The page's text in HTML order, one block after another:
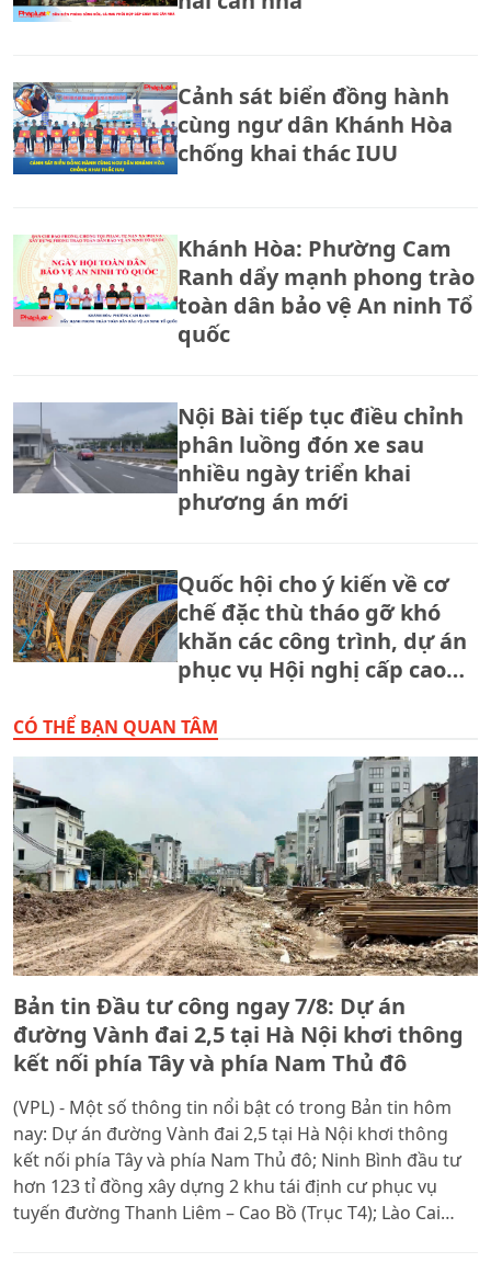
Cảnh sát biển đồng hành
cùng ngư dân Khánh Hòa
chống khai thác IUU
Khánh Hòa: Phường Cam
Ranh dẩy mạnh phong trào
toàn dân bảo vệ An ninh Tổ
quốc
Nội Bài tiếp tục điều chỉnh
phân luồng đón xe sau
nhiều ngày triển khai
phương án mới
Quốc hội cho ý kiến về cơ
chế đặc thù tháo gỡ khó
khăn các công trình, dự án
phục vụ Hội nghị cấp cao
CÓ THỂ BẠN QUAN TÂM
Bản tin Đầu tư công ngay 7/8: Dự án
đường Vành đai 2,5 tại Hà Nội khơi thông
kết nối phía Tây và phía Nam Thủ đô
(VPL) - Một số thông tin nổi bật có trong Bản tin hôm
nay: Dự án đường Vành đai 2,5 tại Hà Nội khơi thông
kết nối phía Tây và phía Nam Thủ đô; Ninh Bình đầu tư
hơn 123 tỉ đồng xây dựng 2 khu tái định cư phục vụ
tuyến đường Thanh Liêm – Cao Bồ (Trục T4); Lào Cai